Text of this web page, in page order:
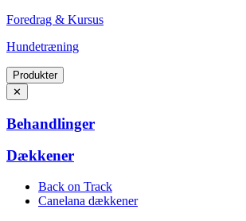
Foredrag & Kursus
Hundetræning
Produkter
✕
Behandlinger
Dækkener
Back on Track
Canelana dækkener